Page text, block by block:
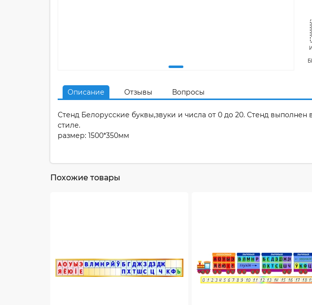
Описание Отзывы Вопросы
Стенд Белорусские буквы,звуки и числа от 0 до 20. Стенд
стиле.
размер: 1500*350мм
Похожие товары